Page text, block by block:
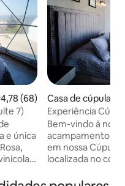
de uma avaliação média
4,78 (68)
7)
e única
céu e
Casa de cúpula ⋅
a
Experiência
Bem-vindo à
acampamento de
em nossa Cúpulas
localizada no
Guadalupe).